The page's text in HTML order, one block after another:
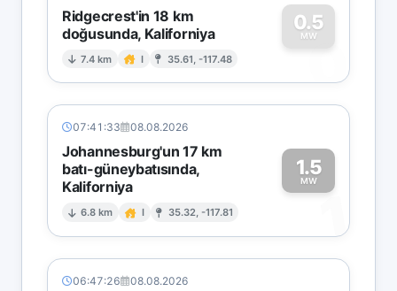
Ridgecrest'in 18 km
doğusunda, Kaliforniya
7.4 km I 35.61, -117.48
0.5
MW
0
07:41:33 08.08.2026
Johannesburg'un 17 km
batı-güneybatısında,
Kaliforniya
6.8 km I 35.32, -117.81
1.5
MW
1
06:47:26 08.08.2026